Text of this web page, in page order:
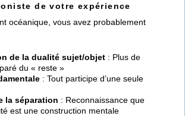
de votre expérience
océanique, vous avez probablement
de la dualité sujet/objet: Plus de
du « reste »
: Tout participe d’une seule
la séparation : Reconnaissance que
est une construction mentale